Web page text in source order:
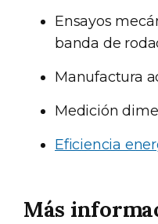
Ensayos
banda de
Manufactura
Medición
Eficiencia
Más